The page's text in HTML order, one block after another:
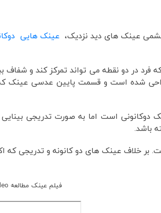
عینک های دید نزدیک، عینک هایی
در دو نقطه می تواند تمرکز کند و شفاف
شده است و قسمت پایین عدسی عینک که
دوکانونی است اما به صورت تدریجی بینایی
باشد.
خلاف عینک های دو کانونه و تدریجی که
فیلم عینک مطالعه Reading glass video